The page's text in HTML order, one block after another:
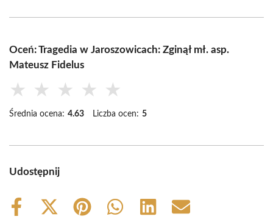
Oceń: Tragedia w Jaroszowicach: Zginął mł. asp.
Mateusz Fidelus
★ ★ ★ ★ ★
Średnia ocena: 4.63 Liczba ocen: 5
Udostępnij
Share
Share
Share
Share
Share
Share